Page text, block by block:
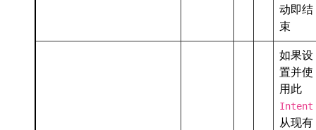
动即结
束
如果设
置并使
用此
Intent
从现有